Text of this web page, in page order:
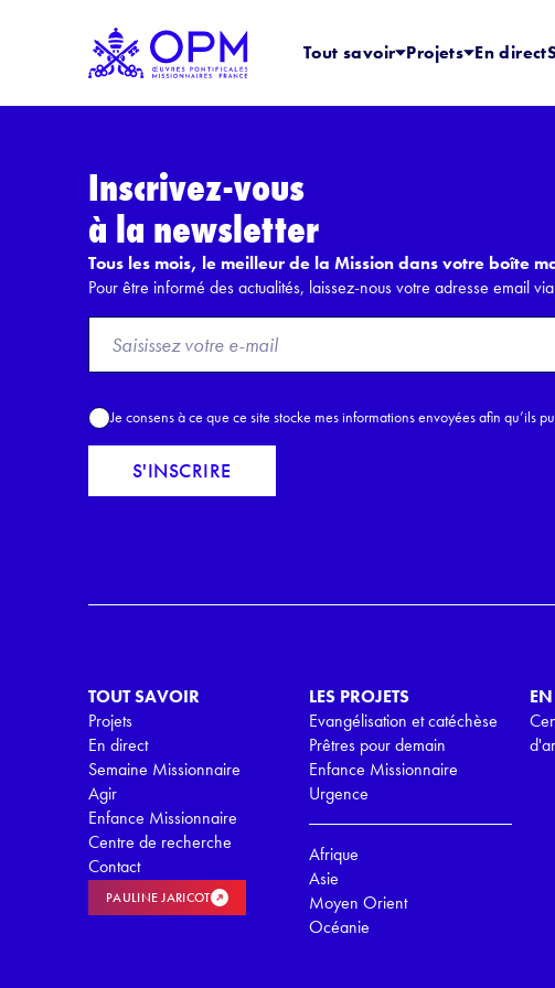
Tout savoir Projets En direct
Inscrivez-vous
à la newsletter
Tous les mois, le meilleur de la Mission dans votre boîte
Pour être informé des actualités, laissez-nous votre adresse email
o
E
m
i
A
c
P
Je consens à ce que ce site stocke mes informations envoyées afin qu’ils
S'INSCRIRE
TOUT SAVOIR
Projets
En direct
Semaine Missionnaire
Agir
Enfance Missionnaire
Centre de recherche
Contact
PAULINE JARICOT
LES PROJETS
Evangélisation et catéchèse
Prêtres pour demain
Enfance Missionnaire
Urgence
Afrique
Asie
Moyen Orient
Océanie